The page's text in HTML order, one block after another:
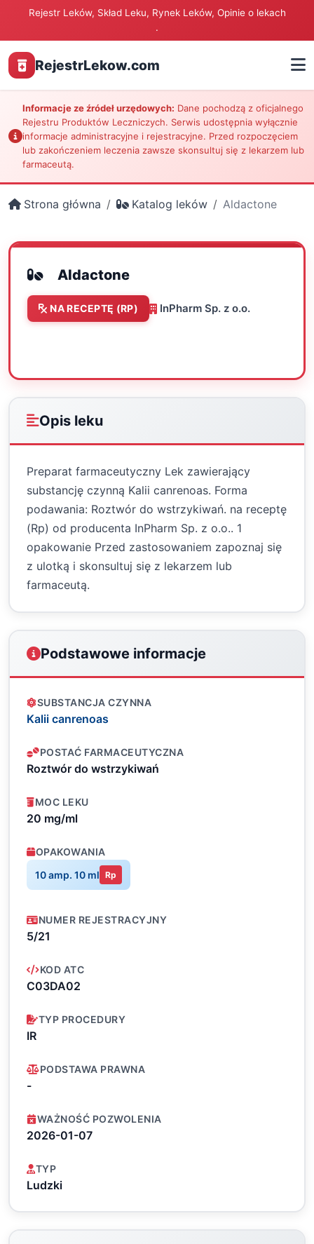
Rejestr Leków, Skład Leku, Rynek Leków, Opinie o lekach
.
RejestrLekow.com
Informacje ze źródeł urzędowych: Dane pochodzą z oficjalnego
Rejestru Produktów Leczniczych. Serwis udostępnia wyłącznie
informacje administracyjne i rejestracyjne. Przed rozpoczęciem
lub zakończeniem leczenia zawsze skonsultuj się z lekarzem lub
farmaceutą.
Strona główna Katalog leków Aldactone
Aldactone
NA RECEPTĘ (RP) InPharm Sp. z o.o.
Opis leku
Preparat farmaceutyczny Lek zawierający
substancję czynną Kalii canrenoas. Forma
podawania: Roztwór do wstrzykiwań. na receptę
(Rp) od producenta InPharm Sp. z o.o.. 1
opakowanie Przed zastosowaniem zapoznaj się
z ulotką i skonsultuj się z lekarzem lub
farmaceutą.
Podstawowe informacje
SUBSTANCJA CZYNNA
Kalii canrenoas
POSTAĆ FARMACEUTYCZNA
Roztwór do wstrzykiwań
MOC LEKU
20 mg/ml
OPAKOWANIA
10 amp. 10 ml Rp
NUMER REJESTRACYJNY
5/21
KOD ATC
C03DA02
TYP PROCEDURY
IR
PODSTAWA PRAWNA
-
WAŻNOŚĆ POZWOLENIA
2026-01-07
TYP
Ludzki